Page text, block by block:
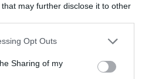
that may further disclose it to other
Opt Outs
Sharing of my